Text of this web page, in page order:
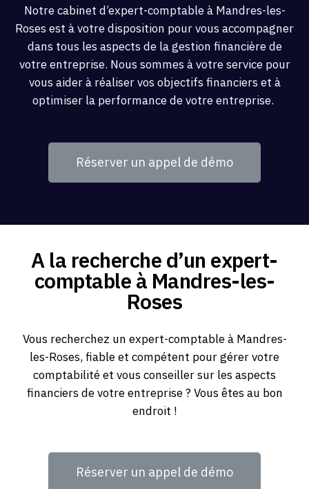
Notre cabinet d’expert-comptable à Mandres-les-
Roses est à votre disposition pour vous accompagner
dans tous les aspects de la gestion financière de
votre entreprise. Nous sommes à votre service pour
vous aider à réaliser vos objectifs financiers et à
optimiser la performance de votre entreprise.
Réserver un appel de démo
A la recherche d’un expert-
comptable à Mandres-les-
Roses
Vous recherchez un expert-comptable à Mandres-
les-Roses, fiable et compétent pour gérer votre
comptabilité et vous conseiller sur les aspects
financiers de votre entreprise ? Vous êtes au bon
endroit !
Réserver un appel de démo